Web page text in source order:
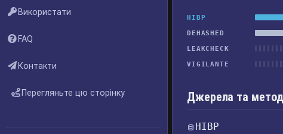
Використати
FAQ
Контакти
Перегляньте цю сторінку
HIBP
DEHASHED
LEAKCHECK
VIGILANTE
Джерела та
HIBP